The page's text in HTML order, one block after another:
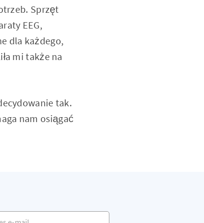
Sprzęt
EEG,
dla każdego,
mi także na
tak.
nam osiągać
mail